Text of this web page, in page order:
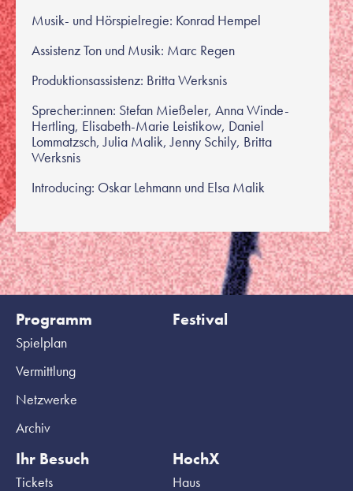
Musik- und Hörspielregie: Konrad Hempel
Assistenz Ton und Musik: Marc Regen
Produktionsassistenz: Britta Werksnis
Sprecher:innen: Stefan Mießeler, Anna Winde-
Hertling, Elisabeth-Marie Leistikow, Daniel
Lommatzsch, Julia Malik, Jenny Schily, Britta
Werksnis
Introducing: Oskar Lehmann und Elsa Malik
Programm
Spielplan
Vermittlung
Netzwerke
Archiv
Festival
Ihr Besuch
Tickets
HochX
Haus